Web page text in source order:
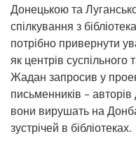
Донецькою та
спілкування з
потрібно привернути
як центрів суспільного
Жадан запросив у
письменників –
вони вирушать на
зустрічей в бібліотеках.